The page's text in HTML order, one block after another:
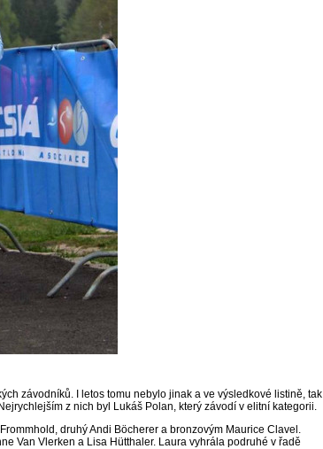
závodníků. I letos tomu nebylo jinak a ve výsledkové listině, tak
z nich byl Lukáš Polan, který závodí v elitní kategorii.
druhý Andi Böcherer a bronzovým Maurice Clavel.
Van Vlerken a Lisa Hütthaler. Laura vyhrála podruhé v řadě